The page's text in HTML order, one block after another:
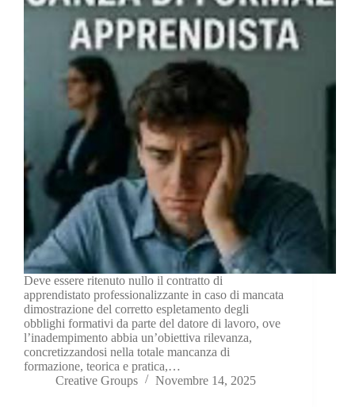
Deve essere ritenuto nullo il contratto di
apprendistato professionalizzante in caso di mancata
dimostrazione del corretto espletamento degli
obblighi formativi da parte del datore di lavoro, ove
l’inadempimento abbia un’obiettiva rilevanza,
concretizzandosi nella totale mancanza di
formazione, teorica e pratica,…
Creative Groups
Novembre 14, 2025